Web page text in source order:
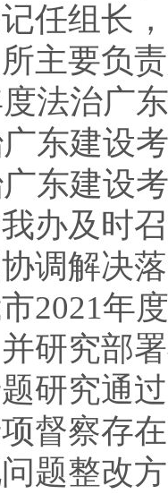
任组长
主要负
法治广
东建设
东建设
办及时
调解决
2021年
研究部
研究通
督察存
题整改